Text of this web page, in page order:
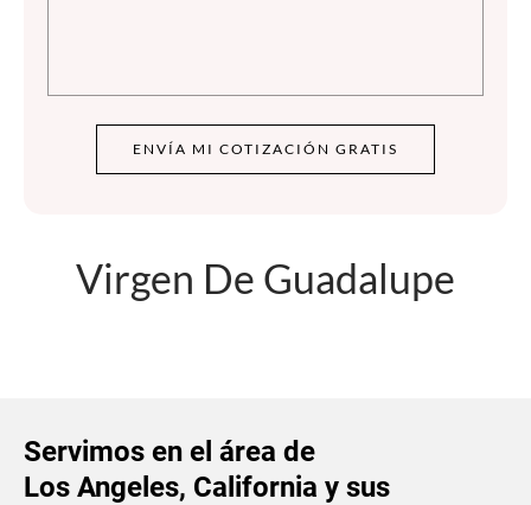
ENVÍA MI COTIZACIÓN GRATIS
Virgen De Guadalupe
Servimos en el área de
​Los Angeles, California y sus